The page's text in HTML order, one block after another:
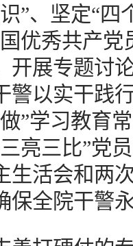
”、坚定“四
优秀共产
开展专题讨
警以实干践
”学习教育
亮三比”党
生活会和两
保全院干警